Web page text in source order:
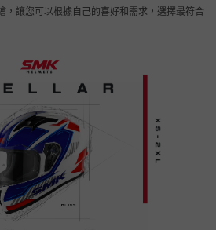
，讓您可以根據自己的喜好和需求，選擇最符合